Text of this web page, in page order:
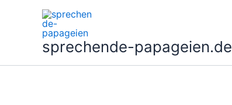
sprechende-papageien.de